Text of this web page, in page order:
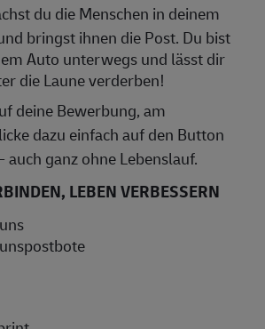
du die Menschen in deinem
bringst ihnen die Post. Du bist
Auto unterwegs und lässt dir
die Laune verderben!
deine Bewerbung, am
dazu einfach auf den Button
auch ganz ohne Lebenslauf.
LEBEN VERBESSERN